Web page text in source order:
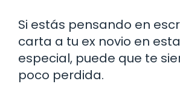
Si estás pensando en
carta a tu ex novio en
especial, puede que te
poco perdida.